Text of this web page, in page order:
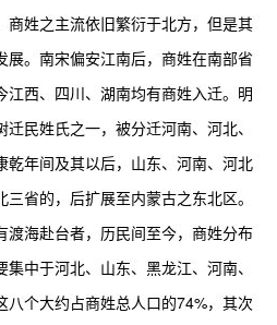
商姓之主流依旧繁衍于北方，但是其
展。南宋偏安江南后，商姓在南部省
江西、四川、湖南均有商姓入迁。明
民姓氏之一，被分迁河南、河北、
乾年间及其以后，山东、河南、河北
省的，后扩展至内蒙古之东北区。
渡海赴台者，历民间至今，商姓分布
中于河北、山东、黑龙江、河南、
八个大约占商姓总人口的74%，其次